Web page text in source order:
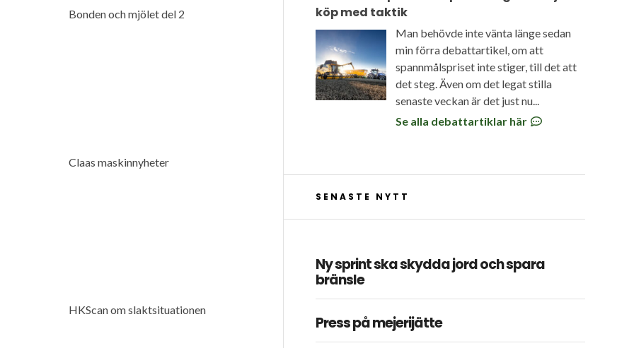
Bonden och mjölet del 2
Claas maskinnyheter
HKScan om slaktsituationen
köp med taktik
Man behövde inte vänta länge sedan
min förra debattartikel, om att
spannmålspriset inte stiger, till det att
det steg. Även om det legat stilla
senaste veckan är det just nu...
Se alla debattartiklar här
SENASTE NYTT
Ny sprint ska skydda jord och spara
bränsle
Press på mejerijätte